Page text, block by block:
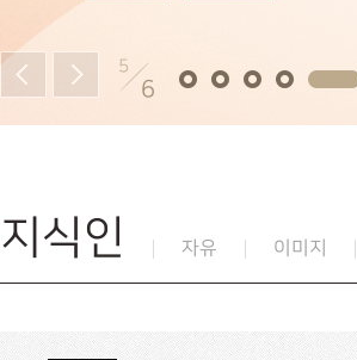
5
6
지식인 자유 이미지